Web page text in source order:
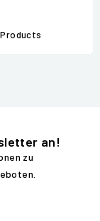
Products
an!
zu